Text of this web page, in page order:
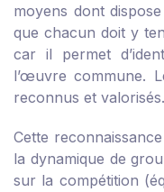
moyens dont
que chacun doit y
car il permet
l’œuvre commune.
reconnus et valorisés.
Cette
la dynamique de
sur la compétition